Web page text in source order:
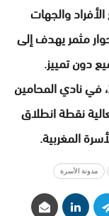
والجهات
مثمر يهدف إلى
دون تمييز.
ستقام المائدة يوم الثلاثاء 08 أكتوبر 2024، في نادي المحامين
نقطة انطلاق
المغربية.
مدونة الأسرة